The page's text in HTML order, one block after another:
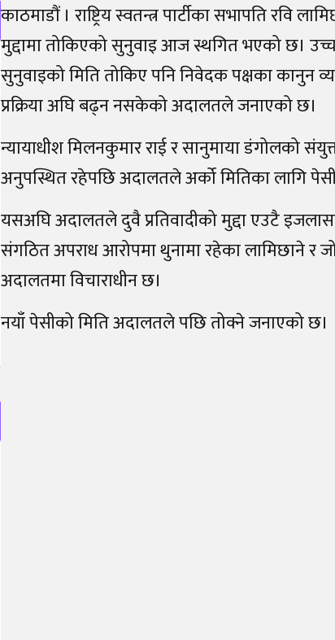
काठमाडौं । राष्ट्रिय स्वतन्त्र पार्टीका सभापति रवि
मुद्दामा तोकिएको सुनुवाइ आज स्थगित भएको छ।
सुनुवाइको मिति तोकिए पनि निवेदक पक्षका कानुन
प्रक्रिया अघि बढ्न नसकेको अदालतले जनाएको छ।
न्यायाधीश मिलनकुमार राई र सानुमाया डंगोलको
अनुपस्थित रहेपछि अदालतले अर्को मितिका लागि पेसी
यसअघि अदालतले दुवै प्रतिवादीको मुद्दा एउटै
संगठित अपराध आरोपमा थुनामा रहेका लामिछाने र
अदालतमा विचाराधीन छ।
नयाँ पेसीको मिति अदालतले पछि तोक्ने जनाएको छ।